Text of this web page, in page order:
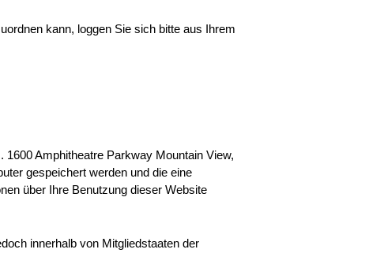
kann, loggen Sie sich bitte aus Ihrem
Amphitheatre Parkway Mountain View,
gespeichert werden und die eine
über Ihre Benutzung dieser Website
innerhalb von Mitgliedstaaten der